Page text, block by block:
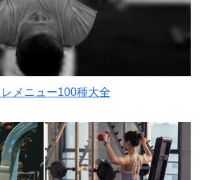
メニュー100種大全